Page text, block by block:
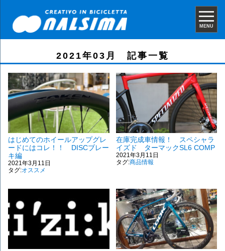
MENU
2021年03月 記事一覧
はじめてのホイールアップグレ
ードにはコレ！！ DISCブレー
キ編
2021年3月11日
タグ:オススメ
在庫完成車情報！ スペシャラ
イズド ターマックSL6 COMP
2021年3月11日
タグ:商品情報